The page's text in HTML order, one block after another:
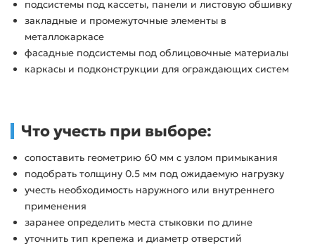
подсистемы под кассеты, панели и листовую обшивку
закладные и промежуточные элементы в
металлокаркасе
фасадные подсистемы под облицовочные материалы
каркасы и подконструкции для ограждающих систем
Что учесть при выборе:
сопоставить геометрию 60 мм с узлом примыкания
подобрать толщину 0.5 мм под ожидаемую нагрузку
учесть необходимость наружного или внутреннего
применения
заранее определить места стыковки по длине
уточнить тип крепежа и диаметр отверстий